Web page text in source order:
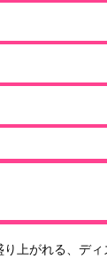
上がれる、デ